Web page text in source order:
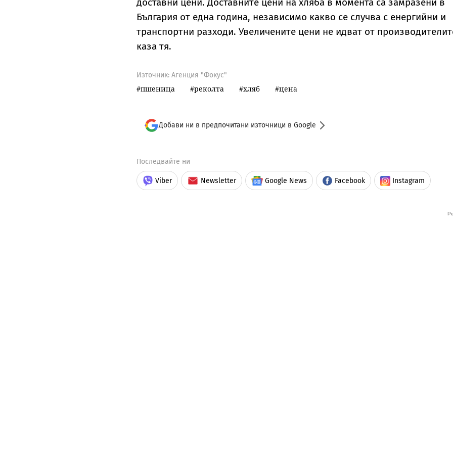
България от една година, независимо какво се случва с енергийни и
транспортни разходи. Увеличените цени не идват от
каза тя.
Източник: Агенция "Фокус"
пшеница реколта хляб цена
Добави ни в предпочитани източници в Google
Последвайте ни
Viber Newsletter Google News Facebook Instagram